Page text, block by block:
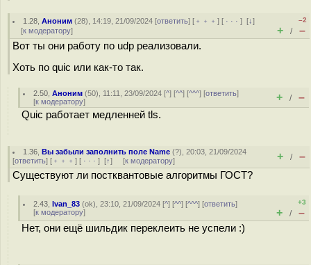
1.28 ,Аноним (28), 14:19, 21/09/2024 [ответить] [ ﹢﹢﹢] [ · · ·][↓]
[к модератору]
–2
+ / –
Вот ты они работу по udp реализовали.
Хоть по quic или как-то так.
2.50 ,Аноним (50), 11:11, 23/09/2024 [^] [^^] [^^^] [ответить]
[к модератору] + / –
Quic работает медленней tls.
1.36 ,Вы забыли заполнить поле Name (?), 20:03, 21/09/2024
[ответить] [ ﹢﹢﹢ ] [ · · · ] [↑] [к модератору] + / –
Существуют ли постквантовые алгоритмы ГОСТ?
2.43 ,Ivan_83 (ok), 23:10, 21/09/2024 [^] [^^] [^^^] [ответить]
[к модератору]
+3
+ / –
Нет, они ещё шильдик переклеить не успели :)